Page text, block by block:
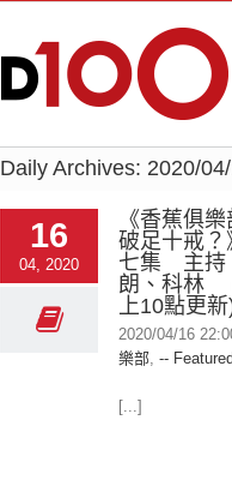
Daily Archives: 2020/
16
04, 2020
《香蕉俱
破足十戒
七集 主持
朗、科林
上10點更新
2020/04/16
樂部, --
[...]